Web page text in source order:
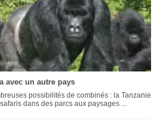
avec un autre pays
possibilités de combinés : la Tanzanie
dans des parcs aux paysages ...